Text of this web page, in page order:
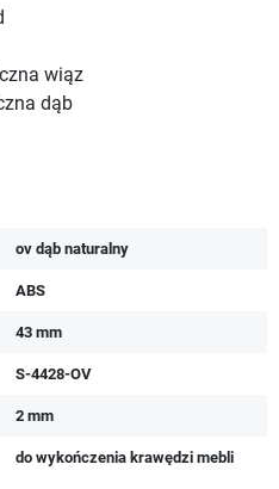
wiąz
dąb
ov dąb naturalny
ABS
43 mm
S-4428-OV
2 mm
do wykończenia krawędzi mebli